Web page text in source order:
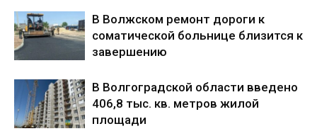
В Волжском ремонт дороги к
соматической больнице близится к
завершению
В Волгоградской области введено
406,8 тыс. кв. метров жилой
площади